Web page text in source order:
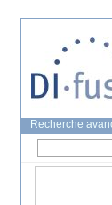
Recherche